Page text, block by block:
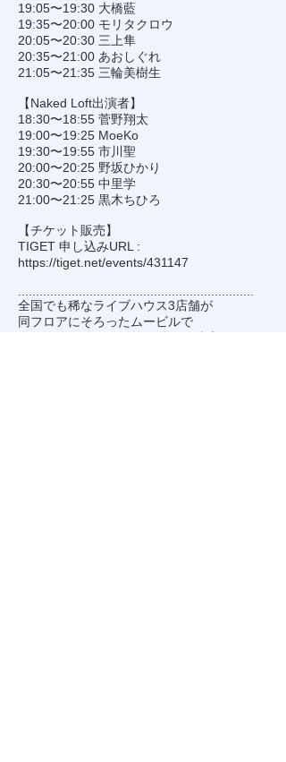
19:05〜19:30 大橋藍
19:35〜20:00 モリタクロウ
20:05〜20:30 三上隼
20:35〜21:00 あおしぐれ
21:05〜21:35 三輪美樹生
【Naked Loft出演者】
18:30〜18:55 菅野翔太
19:00〜19:25 MoeKo
19:30〜19:55 市川聖
20:00〜20:25 野坂ひかり
20:30〜20:55 中里学
21:00〜21:25 黒木ちひろ
【チケット販売】
TIGET 申し込みURL :
https://tiget.net/events/431147
全国でも稀なライブハウス3店舗が
同フロアにそろったムービルで